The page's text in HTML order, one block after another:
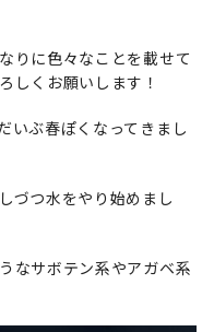
りに色々なことを載せて
しくお願いします！
いぶ春ぽくなってきまし
づつ水をやり始めまし
なサボテン系やアガベ系